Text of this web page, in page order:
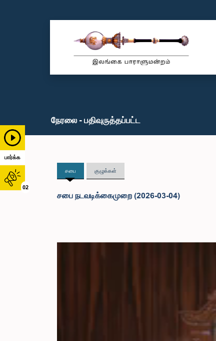
பார்க்க
02
நேரலை - பதிவுருத்தப்பட்ட
சபை குழுக்கள்
சபை நடவடிக்கைமுறை (2026-03-04)